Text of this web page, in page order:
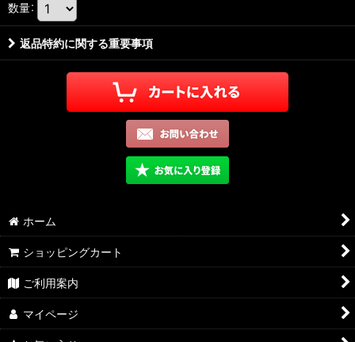
数量:
返品特約に関する重要事項
ホーム
ショッピングカート
ご利用案内
マイページ